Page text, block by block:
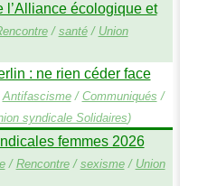
l’Alliance écologique et
/ santé/ Union
: ne rien céder face
Antifascisme/ Communiqués /
syndicale Solidaires)
femmes 2026
/ Rencontre/ sexisme/ Union